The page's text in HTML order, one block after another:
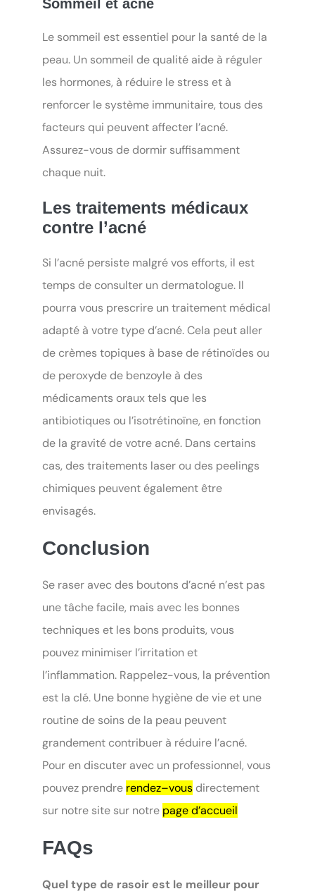
Sommeil et acné
Le sommeil est essentiel pour la santé de la
peau. Un sommeil de qualité aide à réguler
les hormones, à réduire le stress et à
renforcer le système immunitaire, tous des
facteurs qui peuvent affecter l’acné.
Assurez-vous de dormir suffisamment
chaque nuit.
Les traitements médicaux
contre l’acné
Si l’acné persiste malgré vos efforts, il est
temps de consulter un dermatologue. Il
pourra vous prescrire un traitement médical
adapté à votre type d’acné. Cela peut aller
de crèmes topiques à base de rétinoïdes ou
de peroxyde de benzoyle à des
médicaments oraux tels que les
antibiotiques ou l’isotrétinoïne, en fonction
de la gravité de votre acné. Dans certains
cas, des traitements laser ou des peelings
chimiques peuvent également être
envisagés.
Conclusion
Se raser avec des boutons d’acné n’est pas
une tâche facile, mais avec les bonnes
techniques et les bons produits, vous
pouvez minimiser l’irritation et
l’inflammation. Rappelez-vous, la prévention
est la clé. Une bonne hygiène de vie et une
routine de soins de la peau peuvent
grandement contribuer à réduire l’acné.
Pour en discuter avec un professionnel, vous
pouvez prendre rendez–vous directement
sur notre site sur notre page d’accueil
FAQs
Quel type de rasoir est le meilleur pour